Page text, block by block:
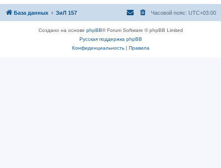
База данных ЗиЛ 157 Часовой пояс: UTC+03:00
Создано на основе phpBB® Forum Software © phpBB Limited
Русская поддержка phpBB
Конфиденциальность| Правила